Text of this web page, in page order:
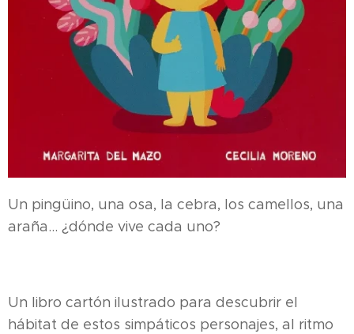
Un pingüino, una osa, la cebra, los camellos, una
araña… ¿dónde vive cada uno?
Un libro cartón ilustrado para descubrir el
hábitat de estos simpáticos personajes, al ritmo